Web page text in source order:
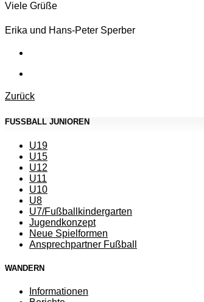
Viele Grüße
Erika und Hans-Peter Sperber
Zurück
FUSSBALL JUNIOREN
U19
U15
U12
U11
U10
U8
U7/Fußballkindergarten
Jugendkonzept
Neue Spielformen
Ansprechpartner Fußball
WANDERN
Informationen